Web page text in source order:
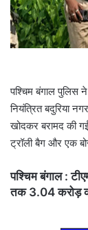
पश्चिम बंगाल पुलिस
नियंत्रित बदुरिया
खोदकर बरामद की
ट्रॉली बैग और एक
पश्चिम बंगाल :
तक 3.04 करोड़